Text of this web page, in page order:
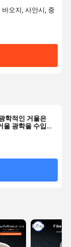
오지, 사안시, 중
학적인 거울은
광학을 수입했